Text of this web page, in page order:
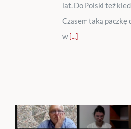
lat. Do Polski też
Czasem taką paczkę
w[...]